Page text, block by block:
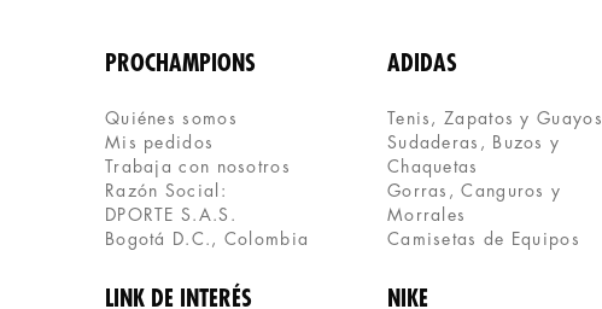
ENVIAR COMENTARIO
PROCHAMPIONS
Quiénes somos
Mis pedidos
Trabaja con nosotros
Razón Social:
DPORTE S.A.S.
Bogotá D.C., Colombia
LINK DE INTERÉS
ADIDAS
Tenis, Zapatos y Guayos
Sudaderas, Buzos y
Chaquetas
Gorras, Canguros y
Morrales
Camisetas de Equipos
NIKE